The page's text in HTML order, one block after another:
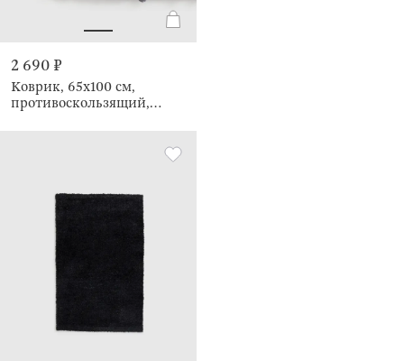
2 690 ₽
Коврик, 65х100 см,
противоскользящий,